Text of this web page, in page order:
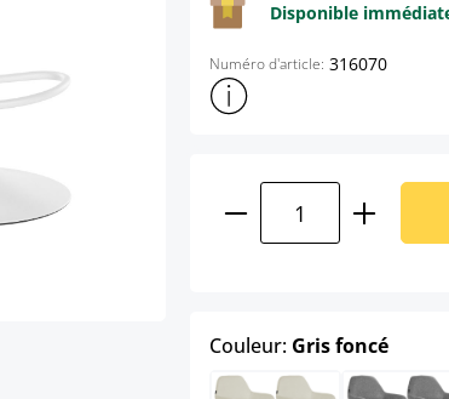
Disponible
Numéro d'article: 316070
Afficher plus d'informations
Quantité de
Couleur: Gris foncéselect